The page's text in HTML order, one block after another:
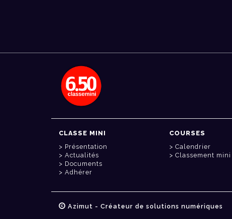
CLASSE MINI
Présentation
Actualités
Documents
Adhérer
COURSES
Calendrier
Classement mini
Azimut - Créateur de solutions numériques